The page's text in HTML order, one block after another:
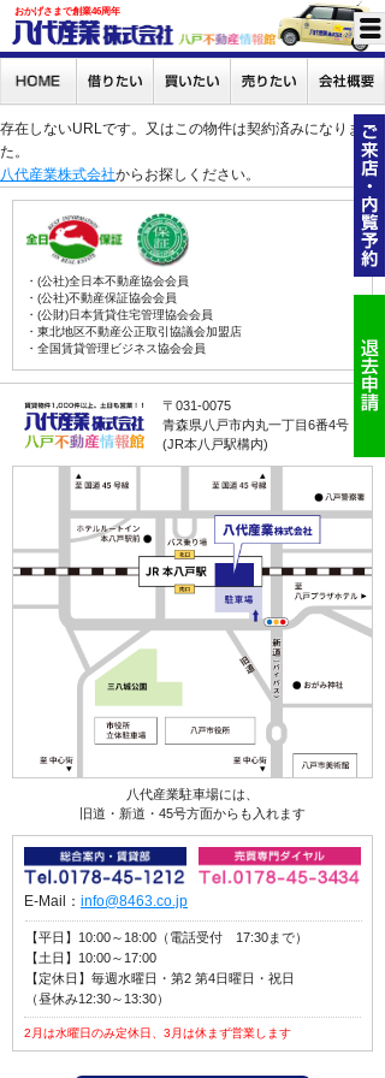
おかげさまで創業46周年
存在しないURLです。又はこの物件は契約済みになりまし
た。
八代産業株式会社からお探しください。
・(公社)全日本不動産協会会員
・(公社)不動産保証協会会員
・(公財)日本賃貸住宅管理協会会員
・東北地区不動産公正取引協議会加盟店
・全国賃貸管理ビジネス協会会員
〒031-0075
青森県八戸市内丸一丁目6番4号
(JR本八戸駅構内)
八代産業駐車場には、
旧道・新道・45号方面からも入れます
E-Mail： info@8463.co.jp
【平日】10:00～18:00（電話受付 17:30まで）
【土日】10:00～17:00
【定休日】毎週水曜日・第2 第4日曜日・祝日
（昼休み12:30～13:30）
2月は水曜日のみ定休日、3月は休まず営業します